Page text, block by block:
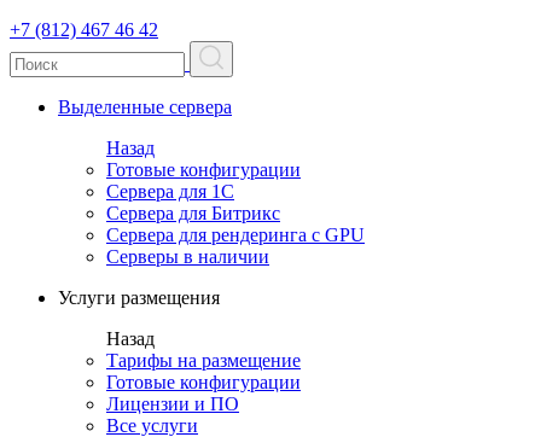
+7 (812) 467 46 42
Выделенные сервера
Назад
Готовые конфигурации
Сервера для 1С
Сервера для Битрикс
Сервера для рендеринга с GPU
Серверы в наличии
Услуги размещения
Назад
Тарифы на размещение
Готовые конфигурации
Лицензии и ПО
Все услуги